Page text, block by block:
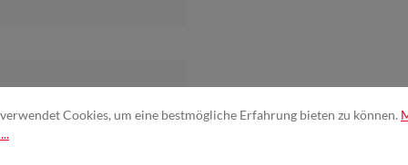
Cookies, um eine bestmögliche Erfahrung bieten zu können.